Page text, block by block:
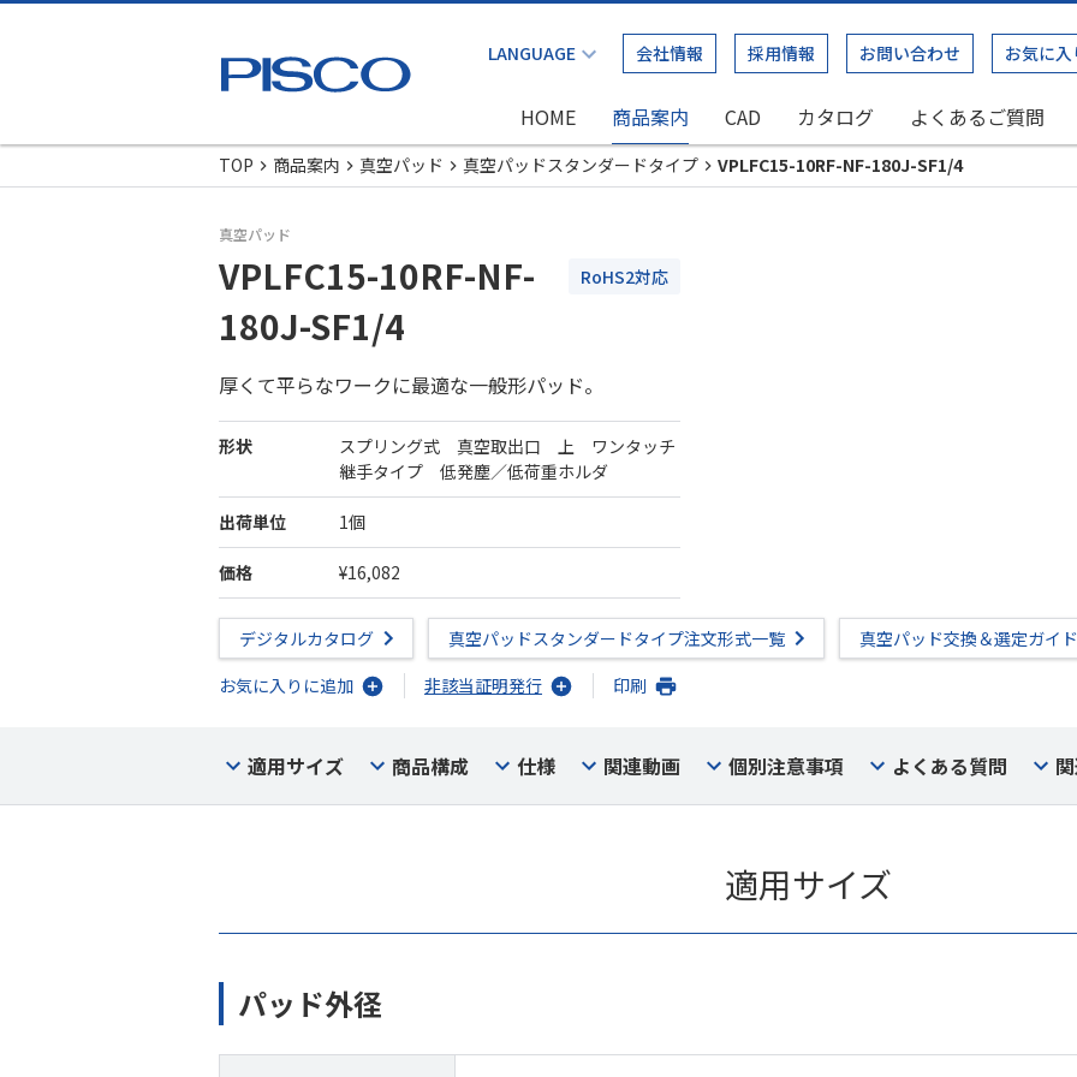
会社情報 採用情報 お問い合わせ お気に入
HOME 商品案内 CAD カタログ よくあるご質問
TOP
商品案内 真空パッド 真空パッドスタンダードタイプ VPLFC15-10RF-NF-180J-SF1/4
真空パッド
VPLFC15-10RF-NF-
180J-SF1/4
RoHS2対応
厚くて平らなワークに最適な一般形パッド。
形状
スプリング式 真空取出口 上 ワンタッチ
継手タイプ 低発塵／低荷重ホルダ
出荷単位 1個
価格 ¥16,082
デジタルカタログ 真空パッドスタンダードタイプ注文形式一覧
真空パッド交換＆選定ガイド
お気に入りに追加
非該当証明発行 印刷
適用サイズ 商品構成 仕様 関連動画 個別注意事項 よくある質問
適用サイズ
パッド外径